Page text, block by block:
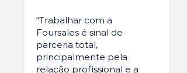
“Trabalhar com a
Foursales é sinal de
parceria total,
principalmente pela
relação profissional e a